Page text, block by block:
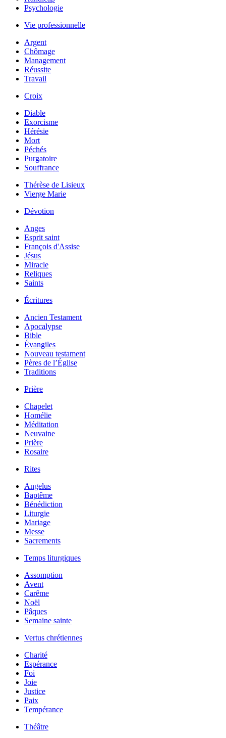
Psychologie
Vie professionnelle
Argent
Chômage
Management
Réussite
Travail
Croix
Diable
Exorcisme
Hérésie
Mort
Péchés
Purgatoire
Souffrance
Thérèse de Lisieux
Vierge Marie
Dévotion
Anges
Esprit saint
François d'Assise
Jésus
Miracle
Reliques
Saints
Écritures
Ancien Testament
Apocalypse
Bible
Évangiles
Nouveau testament
Pères de l’Église
Traditions
Prière
Chapelet
Homélie
Méditation
Neuvaine
Prière
Rosaire
Rites
Angelus
Baptême
Bénédiction
Liturgie
Mariage
Messe
Sacrements
Temps liturgiques
Assomption
Avent
Carême
Noël
Pâques
Semaine sainte
Vertus chrétiennes
Charité
Espérance
Foi
Joie
Justice
Paix
Tempérance
Théâtre